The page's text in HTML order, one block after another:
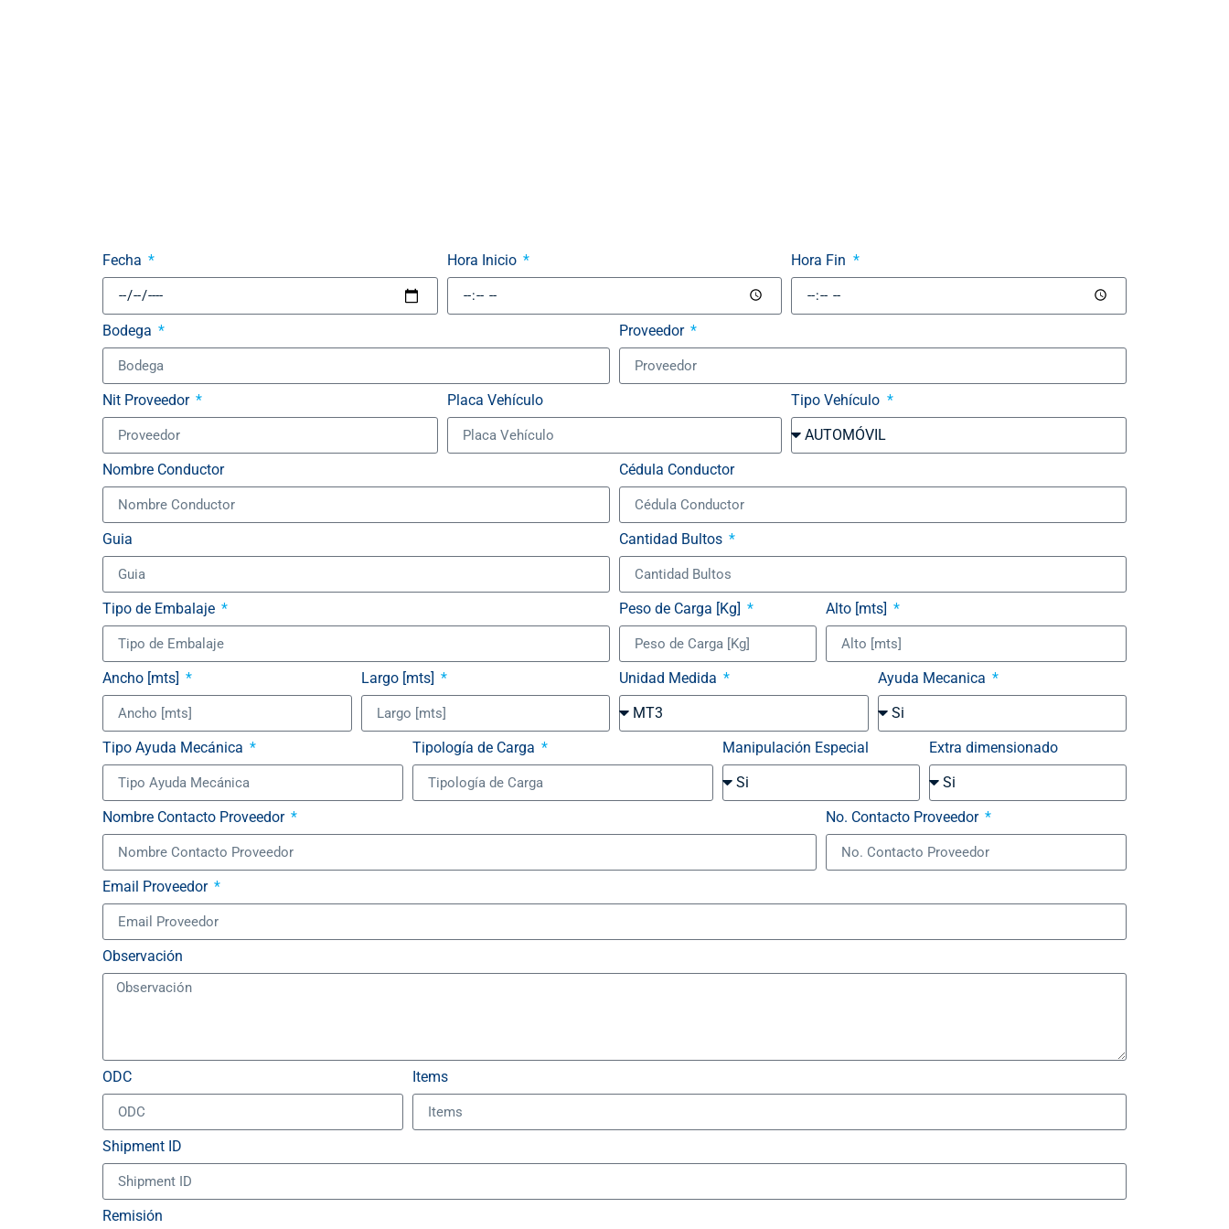
Fecha Hora Inicio Hora Fin
Bodega Proveedor
Nit Proveedor Placa Vehículo Tipo Vehículo
Nombre Conductor Cédula Conductor
Guia Cantidad Bultos
Tipo de Embalaje Peso de Carga [Kg] Alto [mts]
Ancho [mts] Largo [mts] Unidad Medida Ayuda Mecanica
Tipo Ayuda Mecánica Tipología de Carga Manipulación Especial Extra dimensionado
Nombre Contacto Proveedor No. Contacto Proveedor
Email Proveedor
Observación
ODC Items
Shipment ID
Remisión